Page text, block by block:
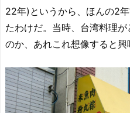
22年)というから、ほんの2
たわけだ。当時、台湾料理
のか、あれこれ想像すると興